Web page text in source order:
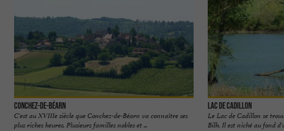
Conchez-de-Béarn
C'est au XVIIIe siècle que Conchez-de-Béarn va connaître ses
plus riches heures. Plusieurs familles nobles et ...
Lac de Cadillon
Le Lac de Cadillon se
Bilh. Il est niché au fond